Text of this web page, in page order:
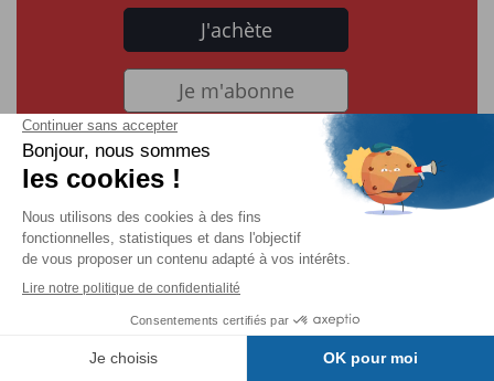
J'achète
Je m'abonne
Modifier un graphique
sectoriel
Vous pouvez réaliser une rotation d’un graphique
sectoriel ou encore éclater une ou plusieurs de ses
Table des matières